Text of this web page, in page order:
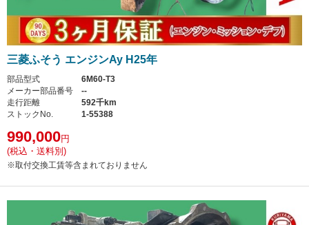
三菱ふそう エンジンAy H25年
部品型式
6M60-T3
メーカー部品番号
--
走行距離
592千km
ストックNo.
1-55388
990,000円
(税込・送料別)
※取付交換工賃等含まれておりません